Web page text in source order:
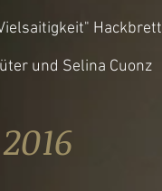
und Selina Cuonz